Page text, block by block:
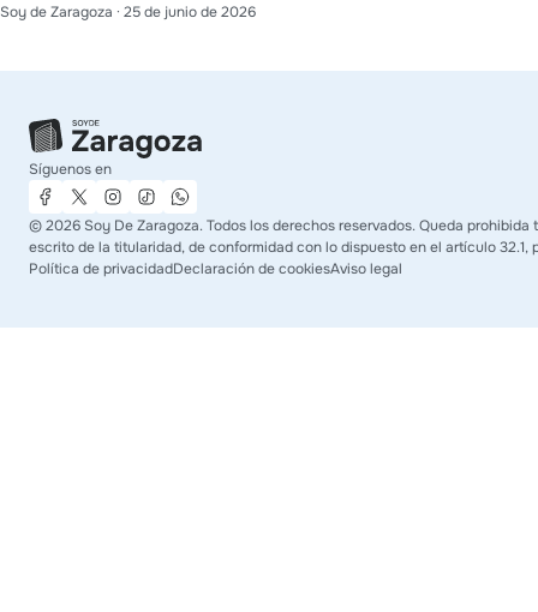
Soy de Zaragoza · 25 de junio de 2026
Síguenos en
©2026 Soy De Zaragoza. Todos los derechos reservados. Queda
escrito de la titularidad, de conformidad con lo dispuesto en el artículo
Política de privacidadDeclaración de cookiesAviso legal